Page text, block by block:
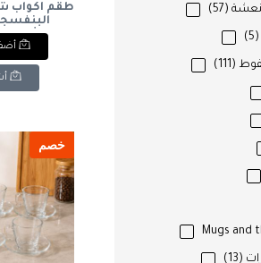
(57)
(5)
(111)
Mugs and
(13)
طقم أكواب
6-Piece
6-Piece
Set.
خصم